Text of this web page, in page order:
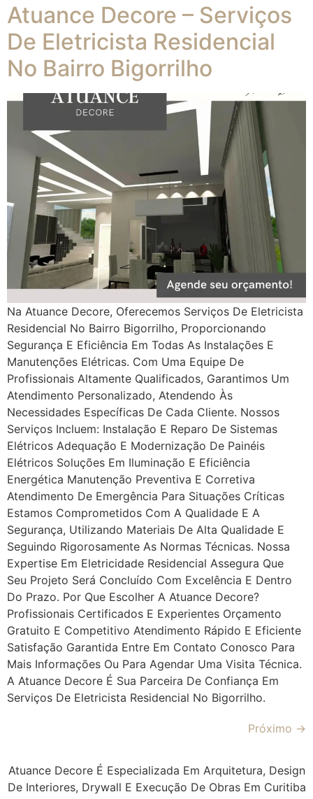
Atuance Decore – Serviços
De Eletricista Residencial
No Bairro Bigorrilho
Na Atuance Decore, Oferecemos Serviços De Eletricista
Residencial No Bairro Bigorrilho, Proporcionando
Segurança E Eficiência Em Todas As Instalações E
Manutenções Elétricas. Com Uma Equipe De
Profissionais Altamente Qualificados, Garantimos Um
Atendimento Personalizado, Atendendo Às
Necessidades Específicas De Cada Cliente. Nossos
Serviços Incluem: Instalação E Reparo De Sistemas
Elétricos Adequação E Modernização De Painéis
Elétricos Soluções Em Iluminação E Eficiência
Energética Manutenção Preventiva E Corretiva
Atendimento De Emergência Para Situações Críticas
Estamos Comprometidos Com A Qualidade E A
Segurança, Utilizando Materiais De Alta Qualidade E
Seguindo Rigorosamente As Normas Técnicas. Nossa
Expertise Em Eletricidade Residencial Assegura Que
Seu Projeto Será Concluído Com Excelência E Dentro
Do Prazo. Por Que Escolher A Atuance Decore?
Profissionais Certificados E Experientes Orçamento
Gratuito E Competitivo Atendimento Rápido E Eficiente
Satisfação Garantida Entre Em Contato Conosco Para
Mais Informações Ou Para Agendar Uma Visita Técnica.
A Atuance Decore É Sua Parceira De Confiança Em
Serviços De Eletricista Residencial No Bigorrilho.
Próximo →
Atuance Decore É Especializada Em Arquitetura, Design
De Interiores, Drywall E Execução De Obras Em Curitiba